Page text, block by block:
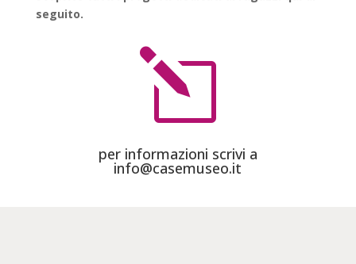
seguito.
l
per informazioni scrivi a
info@casemuseo.it